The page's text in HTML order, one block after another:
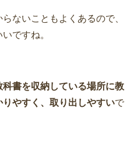
ないこともよくあるので、
ですね。
科書を収納している場所に教
やすく、取り出しやすいで